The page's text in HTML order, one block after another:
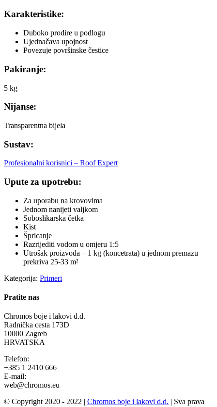
Karakteristike:
Duboko prodire u podlogu
Ujednačava upojnost
Povezuje površinske čestice
Pakiranje:
5 kg
Nijanse:
Transparentna bijela
Sustav:
Profesionalni korisnici – Roof Expert
Upute za upotrebu:
Za uporabu na krovovima
Jednom nanijeti valjkom
Soboslikarska četka
Kist
Špricanje
Razrijediti vodom u omjeru 1:5
Utrošak proizvoda – 1 kg (koncetrata) u jednom premazu
prekriva 25-33 m²
Kategorija: Primeri
Pratite nas
Chromos boje i lakovi d.d.
Radnička cesta 173D
10000 Zagreb
HRVATSKA
Telefon:
+385 1 2410 666
E-mail:
web@chromos.eu
© Copyright 2020 - 2022 | Chromos boje i lakovi d.d. | Sva prava